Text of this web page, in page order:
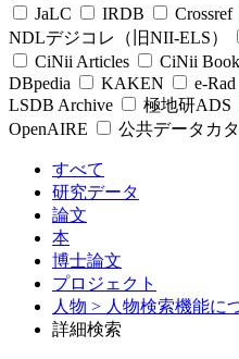
JaLC
IRDB Crossref
NDLデジコレ（旧NII-ELS）
CiNii Articles
CiNii
DBpedia
KAKEN e-Rad
LSDB Archive
極地研ADS
OpenAIRE
公共データカ
すべて
研究データ
論文
本
博士論文
プロジェクト
人物 > 人物検索機能に
詳細検索